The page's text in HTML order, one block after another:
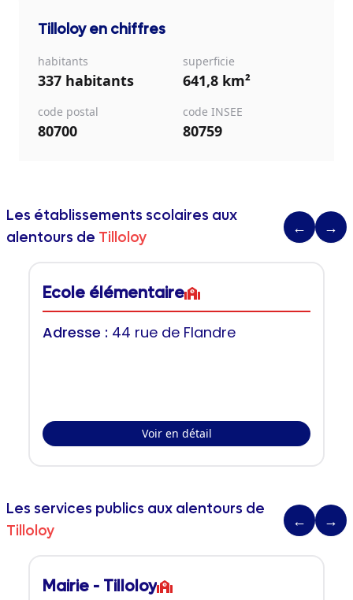
Tilloloyen chiffres
habitants
337 habitants
superficie
641,8 km²
code postal
80700
code INSEE
80759
Les établissements scolaires aux
alentours de Tilloloy
← →
Ecole élémentaire
Adresse : 44 rue de Flandre
Voir en détail
Les services publics aux alentours de
Tilloloy
← →
Mairie - Tilloloy